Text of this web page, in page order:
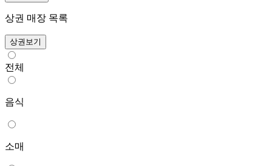
상권 매장 목록
상권보기
전체
음식
소매